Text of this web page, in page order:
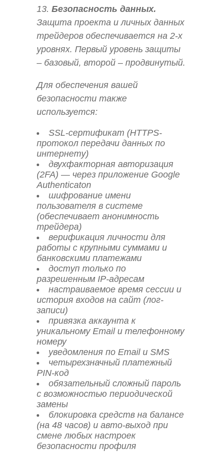
13. Безопасность данных.
Защита проекта и личных данных
трейдеров обеспечивается на 2-х
уровнях. Первый уровень защиты
– базовый, второй – продвинутый.
Для обеспечения вашей
безопасности также
используется:
SSL-сертификат (HTTPS-
протокол передачи данных по
интернету)
двухфакторная авторизация
(2FA) — через приложение Google
Authenticaton
шифрование имени
пользователя в системе
(обеспечивает анонимность
трейдера)
верификация личности для
работы с крупными суммами и
банковскими платежами
доступ только по
разрешенным IP-адресам
настраиваемое время сессии и
история входов на сайт (лог-
записи)
привязка аккаунта к
уникальному Email и телефонному
номеру
уведомления по Email и SMS
четырехзначный платежный
PIN-код
обязательный сложный пароль
с возможностью периодической
замены
блокировка средств на балансе
(на 48 часов) и авто-выход при
смене любых настроек
безопасности профиля